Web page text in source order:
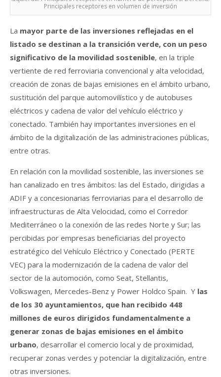
Principales receptores en volumen de inversión
La mayor parte de las inversiones reflejadas en el
listado se destinan a la transición verde, con un peso
significativo de la movilidad sostenible, en la triple
vertiente de red ferroviaria convencional y alta velocidad,
creación de zonas de bajas emisiones en el ámbito urbano,
sustitución del parque automovilístico y de autobuses
eléctricos y cadena de valor del vehículo eléctrico y
conectado. También hay importantes inversiones en el
ámbito de la digitalización de las administraciones públicas,
entre otras.
En relación con la movilidad sostenible, las inversiones se
han canalizado en tres ámbitos: las del Estado, dirigidas a
ADIF y a concesionarias ferroviarias para el desarrollo de
infraestructuras de Alta Velocidad, como el Corredor
Mediterráneo o la conexión de las redes Norte y Sur; las
percibidas por empresas beneficiarias del proyecto
estratégico del Vehículo Eléctrico y Conectado (PERTE
VEC) para la modernización de la cadena de valor del
sector de la automoción, como Seat, Stellantis,
Volkswagen, Mercedes-Benz y Power Holdco Spain. Y las
de los 30 ayuntamientos, que han recibido 448
millones de euros dirigidos fundamentalmente a
generar zonas de bajas emisiones en el ámbito
urbano, desarrollar el comercio local y de proximidad,
recuperar zonas verdes y potenciar la digitalización, entre
otras inversiones.